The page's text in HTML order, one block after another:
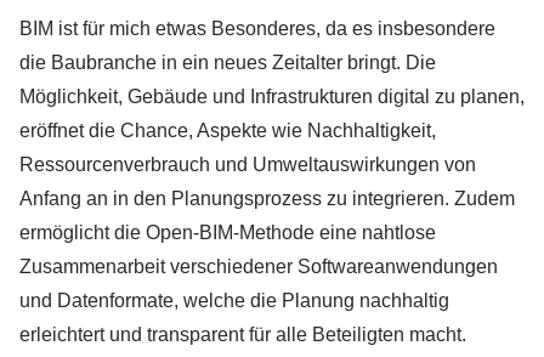
BIM ist für mich etwas Besonderes, da es insbesondere
die Baubranche in ein neues Zeitalter bringt. Die
Möglichkeit, Gebäude und Infrastrukturen digital zu planen,
eröffnet die Chance, Aspekte wie Nachhaltigkeit,
Ressourcenverbrauch und Umweltauswirkungen von
Anfang an in den Planungsprozess zu integrieren. Zudem
ermöglicht die Open-BIM-Methode eine nahtlose
Zusammenarbeit verschiedener Softwareanwendungen
und Datenformate, welche die Planung nachhaltig
erleichtert und transparent für alle Beteiligten macht.